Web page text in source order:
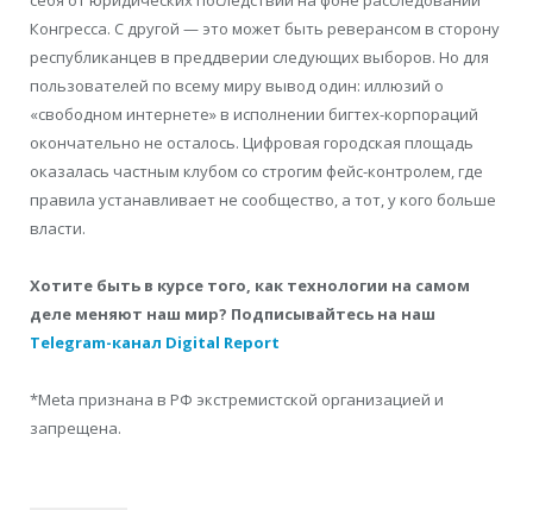
Конгресса. С другой — это может быть реверансом в сторону
республиканцев в преддверии следующих выборов. Но для
пользователей по всему миру вывод один: иллюзий о
«свободном интернете» в исполнении бигтех-корпораций
окончательно не осталось. Цифровая городская площадь
оказалась частным клубом со строгим фейс-контролем, где
правила устанавливает не сообщество, а тот, у кого больше
власти.
Хотите быть в курсе того, как технологии на самом
деле меняют наш мир? Подписывайтесь на наш
Telegram-канал Digital Report
*Meta признана в РФ экстремистской организацией и
запрещена.